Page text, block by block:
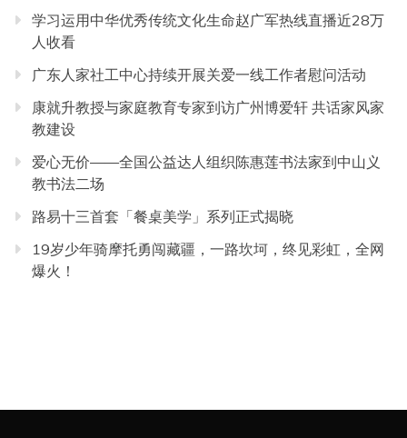
学习运用中华优秀传统文化生命赵广军热线直播近28万
人收看
广东人家社工中心持续开展关爱一线工作者慰问活动
康就升教授与家庭教育专家到访广州博爱轩 共话家风家
教建设
爱心无价——全国公益达人组织陈惠莲书法家到中山义
教书法二场
路易十三首套「餐桌美学」系列正式揭晓
19岁少年骑摩托勇闯藏疆，一路坎坷，终见彩虹，全网
爆火！